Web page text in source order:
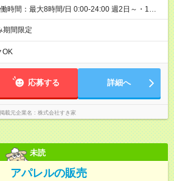
時間：最大8時間/日 0:00-24:00 週2日～・1日
例＞ 〇朝帯 5:00-9:00 〇昼帯 9:00-14:00 〇午
〇夜帯 18:00-22:00 〇深夜帯 22:00-翌5:00 基
期間限定
OK
応募する 詳細へ
掲載元企業名 株式会社すき家
未読
アパレルの販売